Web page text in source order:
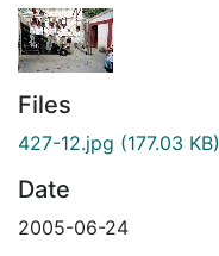
Files
427-12.jpg (177.03 KB)
Date
2005-06-24